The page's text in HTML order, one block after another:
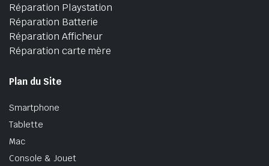
Réparation Playstation
Réparation Batterie
Réparation Afficheur
Réparation carte mère
Plan du Site
Smartphone
Tablette
Mac
Console & Jouet